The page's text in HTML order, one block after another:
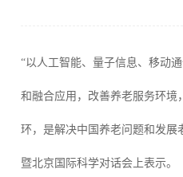
“以人工智能、量子信息、移动
和融合应用，改善养老服务环境
环，是解决中国养老问题和发展
暨北京国际科学对话会上表示。